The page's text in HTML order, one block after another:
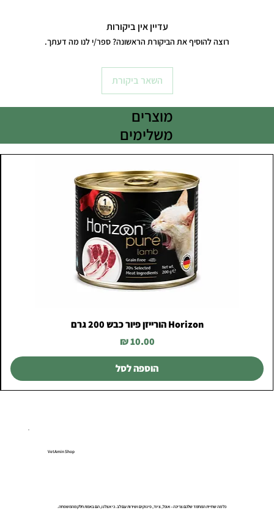
עדיין אין ביקורות
רוצה להוסיף את הביקורת הראשונה? ספר/י לנו מה דעתך.
השאר ביקורת
מוצרים
משלימים
Horizon הורייזן פיור כבש 200 גרם
מחיר
הוספה לסל
VetAmin Shop
כל מה שחיית המחמד שלכם צריכה – אוכל, ציוד, פינוקים ושירות עם לב. כי אצלנו, הם באמת חלק מהמשפחה.